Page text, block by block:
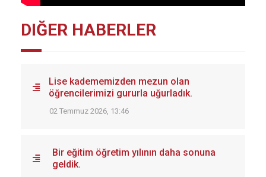
DIĞER HABERLER
Lise kadememizden mezun olan
öğrencilerimizi gururla uğurladık.
02 Temmuz 2026, 13:46
Bir eğitim öğretim yılının daha sonuna
geldik.